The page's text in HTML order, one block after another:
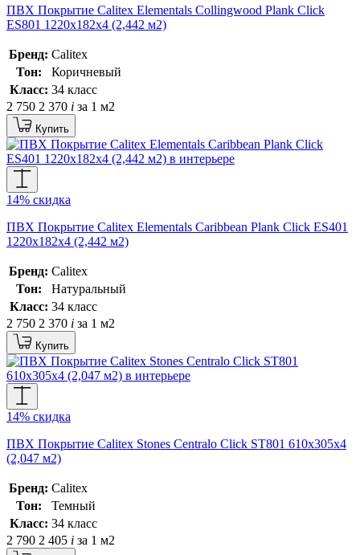
ПВХ Покрытие Calitex Elementals Collingwood Plank Click
ES801 1220x182x4 (2,442 м2)
Бренд: Calitex
Тон:
Коричневый
Класс: 34 класс
2 750 2 370 i за 1 м2
Купить
14% скидка
ПВХ Покрытие Calitex Elementals Caribbean Plank Click ES401
1220x182x4 (2,442 м2)
Бренд: Calitex
Тон:
Натуральный
Класс: 34 класс
2 750 2 370 i за 1 м2
Купить
14% скидка
ПВХ Покрытие Calitex Stones Centralo Click ST801 610x305x4
(2,047 м2)
Бренд: Calitex
Тон:
Темный
Класс: 34 класс
2 790 2 405 i за 1 м2